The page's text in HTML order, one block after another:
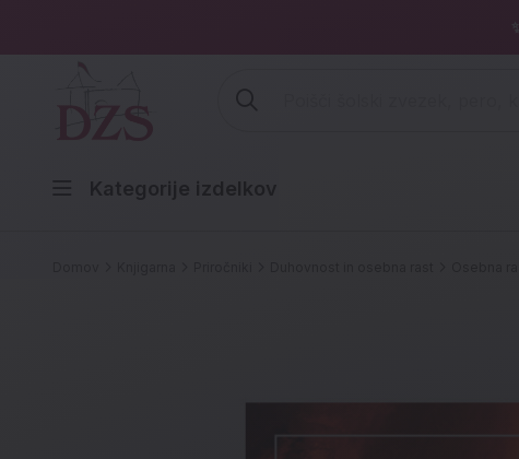
Kategorije izdelkov